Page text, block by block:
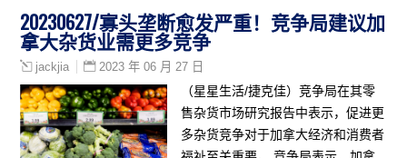
20230627/寡头垄断愈发严重！竞争局建议加
拿大杂货业需更多竞争
jackjia 2023 年 06 月 27 日
（星星生活/捷克佳）竞争局在其零
售杂货市场研究报告中表示，促进更
多杂货竞争对于加拿大经济和消费者